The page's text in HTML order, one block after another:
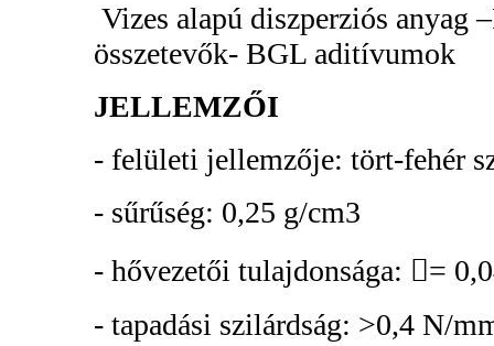
Vizes alapú diszperziós anyag
összetevők- BGL aditívumok
JELLEMZŐI
- felületi jellemzője: tört-fehér
- sűrűség: 0,25 g/cm3
- hővezetői tulajdonsága: =
- tapadási szilárdság: >0,4 N/